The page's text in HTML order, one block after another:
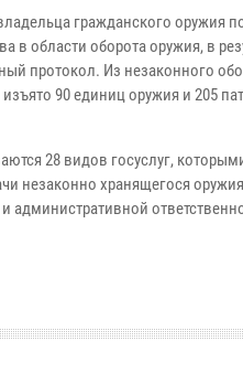
гражданского оружия
в области оборота оружия, в
протокол. Из незаконного
90 единиц оружия и 205
28 видов госуслуг,
незаконно хранящегося
административной